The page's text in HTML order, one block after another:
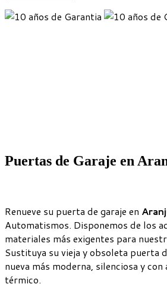
Puertas de Garaje en
Renueve su puerta de garaje en
Automatismos. Disponemos de los
materiales más exigentes para
Sustituya su vieja y obsoleta puerta
nueva más moderna, silenciosa y
térmico.